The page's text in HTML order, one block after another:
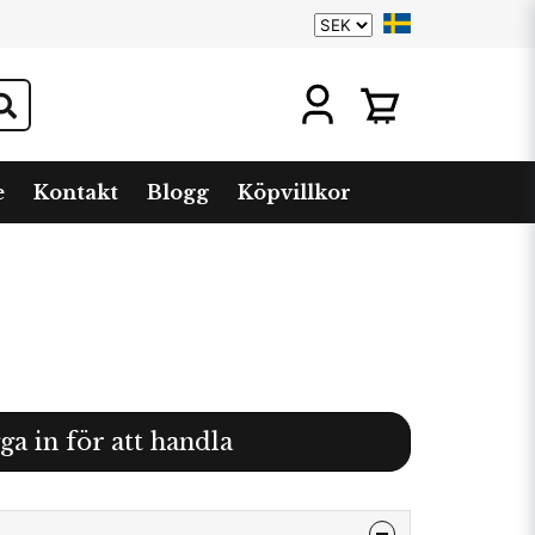
Kontakt Blogg Köpvillkor
in för att handla